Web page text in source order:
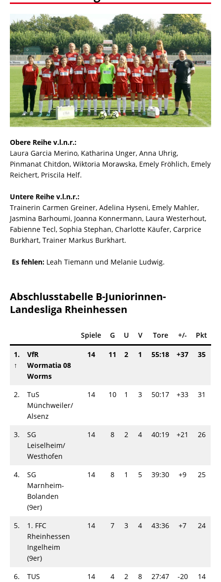
Obere Reihe v.l.n.r.:
Laura Garcia Merino, Katharina Unger, Anna Uhrig,
Pinmanat Chitdon, Wiktoria Morawska, Emely Fröhlich, Emely
Reichert, Priscila Helf.
Untere Reihe v.l.n.r.:
Trainerin Carmen Greiner, Adelina Hyseni, Emely Mahler,
Jasmina Barhoumi, Joanna Konnermann, Laura Westerhout,
Fabienne Tecl, Sophia Stephan, Charlotte Käufer, Carprice
Burkhart, Trainer Markus Burkhart.
Es fehlen: Leah Tiemann und Melanie Ludwig.
Abschlusstabelle B-Juniorinnen-
Landesliga Rheinhessen
Spiele G U V Tore +/- Pkt
1.
↑
VfR
Wormatia 08
Worms
14 11 2 1 55:18 +37 35
2.
TuS
Münchweiler/​
Alsenz
14 10 1 3 50:17 +33 31
3.
SG
Leiselheim/​
Westhofen
14 8 2 4 40:19 +21 26
4.
SG
Marnheim-
Bolanden
(9er)
14 8 1 5 39:30 +9 25
5.
1. FFC
Rheinhessen
Ingelheim
(9er)
14 7 3 4 43:36 +7 24
6.
TUS
14 4 2 8 27:47 -20 14